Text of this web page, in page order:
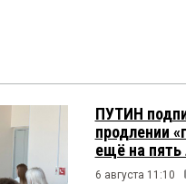
ПУТИН
продлении
ещё на пять
6 августа 11:10